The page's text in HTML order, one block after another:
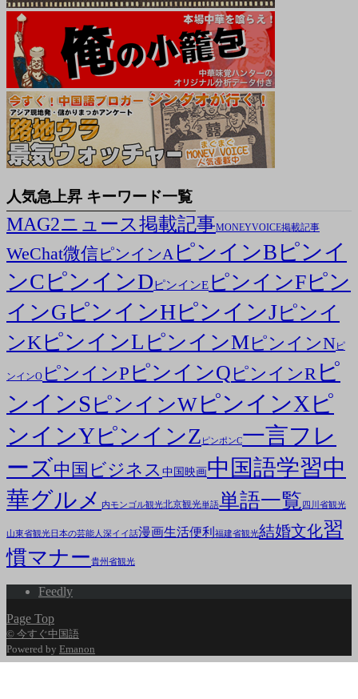
人気急上昇 キーワード一覧
MAG2ニュース掲載記事MONEYVOICE掲載記事
WeChat微信ピンインAピンインB ピンイ
ンC ピンインDピンインE ピンインFピン
インG ピンインHピンインJピンイ
ンK ピンインL ピンインMピンインNピ
ンインO ピンインP ピンインQ ピンインR ピ
ンインSピンインWピンインXピ
ンインYピンインZ ピンポンC一言フレ
ーズ中国ビジネス 中国映画中国語学習中
華グルメ
内モンゴル観光北京観光単語単語一覧 四川省観光
山東省観光日本の芸能人 深イイ話漫画生活便利 福建省観光結婚文化習
慣マナー貴州省観光
Feedly
Page Top
© 今すぐ中国語
Powered by Emanon